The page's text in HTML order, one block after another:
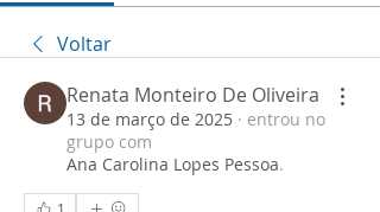
Voltar
Renata Monteiro De Oliveira
13 de março de 2025 · entrou no
grupo com
Ana Carolina Lopes Pessoa.
1